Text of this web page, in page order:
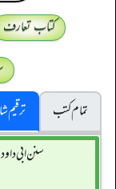
کتاب تعارف
تمام کتب
ترقیم
سنن ابي